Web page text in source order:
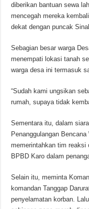
diberikan bantuan sewa
mencegah mereka
dekat dengan puncak
Sebagian besar warga
menempati lokasi tanah
warga desa ini termasuk
“Sudah kami ungsikan
rumah, supaya tidak
Sementara itu, dalam
Penanggulangan
memerintahkan tim reaksi
BPBD Karo dalam
Selain itu, meminta
komandan Tanggap
penyelamatan korban.